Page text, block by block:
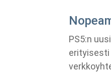
PS5:n
erityisesti